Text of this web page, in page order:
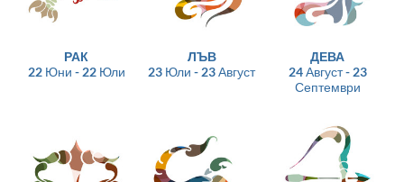
РАК
22 Юни - 22 Юли
ЛЪВ
23 Юли - 23 Август
ДЕВА
24 Август - 23
Септември